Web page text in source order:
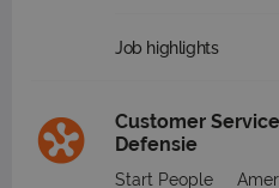
Job highlights
Customer
Defensie
Start People